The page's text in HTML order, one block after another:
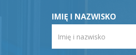
IMIĘ I NAZWISKO